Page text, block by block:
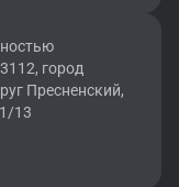
город
Пресненский,
13